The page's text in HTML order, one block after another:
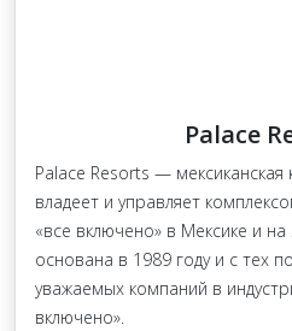
Palace
Palace Resorts — мексиканская
владеет и управляет
«все включено» в Мексике и
основана в 1989 году и с тех
уважаемых компаний в
включено».